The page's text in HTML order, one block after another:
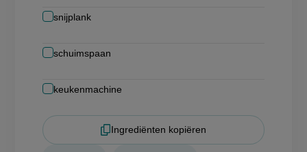
snijplank
schuimspaan
keukenmachine
Ingrediënten kopiëren